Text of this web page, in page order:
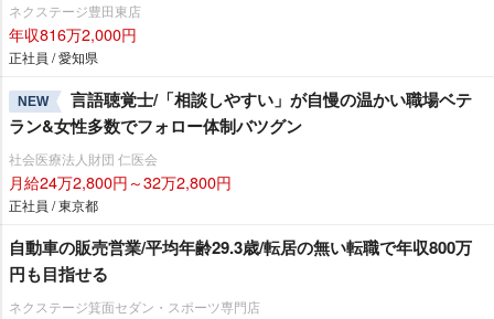
ネクステージ豊田東店
年収816万2,000円
正社員 / 愛知県
NEW
言語聴覚士/「相談しやすい」が自慢の温かい職場ベテ
ラン&女性多数でフォロー体制バツグン
社会医療法人財団 仁医会
月給24万2,800円～32万2,800円
正社員 / 東京都
自動車の販売営業/平均年齢29.3歳/転居の無い転職で年収800万
円も目指せる
ネクステージ箕面セダン・スポーツ専門店